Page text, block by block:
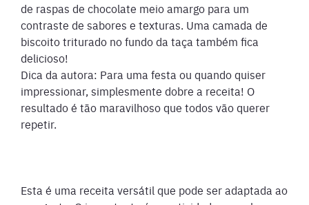
de raspas de chocolate meio amargo para um
contraste de sabores e texturas. Uma camada de
biscoito triturado no fundo da taça também fica
delicioso!
Dica da autora: Para uma festa ou quando quiser
impressionar, simplesmente dobre a receita! O
resultado é tão maravilhoso que todos vão querer
repetir.
Esta é uma receita versátil que pode ser adaptada ao